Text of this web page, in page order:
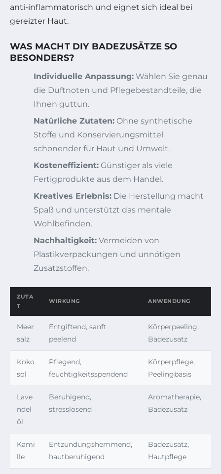
anti-inflammatorisch und eignet sich ideal bei
gereizter Haut.
WAS MACHT DIY BADEZUSÄTZE SO
BESONDERS?
Individuelle Anpassung: Wählen Sie genau
die Duftnoten und Pflegebestandteile, die
Ihnen guttun.
Natürliche Zutaten: Ohne synthetische
Stoffe und Konservierungsmittel
schonender für Haut und Umwelt.
Kosteneffizient: Günstiger als viele
Fertigprodukte aus dem Handel.
Kreatives Erlebnis: Die Herstellung macht
Spaß und unterstützt das mentale
Wohlbefinden.
Nachhaltigkeit: Vermeiden von
Plastikverpackungen und unnötigen
Zusatzstoffen.
ZUTA
T
WIRKUNG ANWENDUNG
Meer
salz
Entgiftend, sanft
peelend
Körperpeeling,
Badezusatz
Koko
söl
Pflegend,
feuchtigkeitsspendend
Körperpflege,
Peelingbasis
Lave
ndel
öl
Beruhigend,
stresslösend
Aromatherapie,
Badezusatz
Kami
lle
Entzündungshemmend,
hautberuhigend
Badezusatz,
Hautpflege